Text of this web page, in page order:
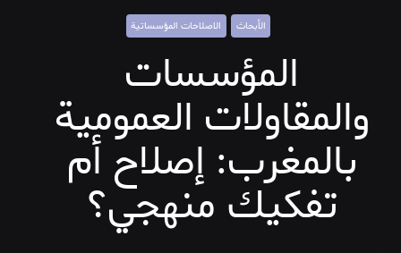
الأبحاث الاصلاحات المؤسساتية
المؤسسات
والمقاولات العمومية
بالمغرب: إصلاح أم
تفكيك منهجي؟